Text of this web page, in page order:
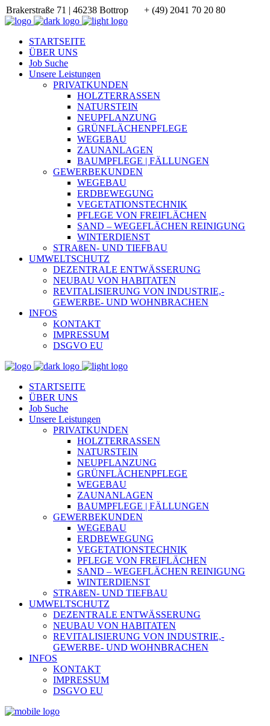
Brakerstraße 71 | 46238 Bottrop + (49) 2041 70 20 80
STARTSEITE
ÜBER UNS
Job Suche
Unsere Leistungen
PRIVATKUNDEN
HOLZTERRASSEN
NATURSTEIN
NEUPFLANZUNG
GRÜNFLÄCHENPFLEGE
WEGEBAU
ZAUNANLAGEN
BAUMPFLEGE | FÄLLUNGEN
GEWERBEKUNDEN
WEGEBAU
ERDBEWEGUNG
VEGETATIONSTECHNIK
PFLEGE VON FREIFLÄCHEN
SAND – WEGEFLÄCHEN REINIGUNG
WINTERDIENST
STRAßEN- UND TIEFBAU
UMWELTSCHUTZ
DEZENTRALE ENTWÄSSERUNG
NEUBAU VON HABITATEN
REVITALISIERUNG VON INDUSTRIE,-
GEWERBE- UND WOHNBRACHEN
INFOS
KONTAKT
IMPRESSUM
DSGVO EU
STARTSEITE
ÜBER UNS
Job Suche
Unsere Leistungen
PRIVATKUNDEN
HOLZTERRASSEN
NATURSTEIN
NEUPFLANZUNG
GRÜNFLÄCHENPFLEGE
WEGEBAU
ZAUNANLAGEN
BAUMPFLEGE | FÄLLUNGEN
GEWERBEKUNDEN
WEGEBAU
ERDBEWEGUNG
VEGETATIONSTECHNIK
PFLEGE VON FREIFLÄCHEN
SAND – WEGEFLÄCHEN REINIGUNG
WINTERDIENST
STRAßEN- UND TIEFBAU
UMWELTSCHUTZ
DEZENTRALE ENTWÄSSERUNG
NEUBAU VON HABITATEN
REVITALISIERUNG VON INDUSTRIE,-
GEWERBE- UND WOHNBRACHEN
INFOS
KONTAKT
IMPRESSUM
DSGVO EU